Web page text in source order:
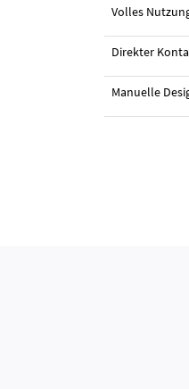
Volles
Direkter
Manuelle